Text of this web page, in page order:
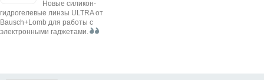
Новые силикон-
гидрогелевые линзы ULTRA от
Bausch+Lomb для работы с
электронными гаджетами.